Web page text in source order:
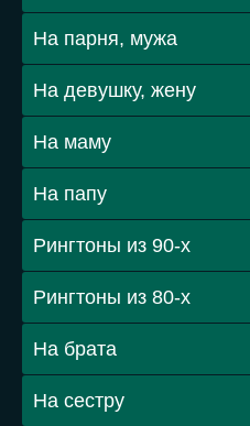
На парня, мужа
На девушку, жену
На маму
На папу
Рингтоны из 90-х
Рингтоны из 80-х
На брата
На сестру